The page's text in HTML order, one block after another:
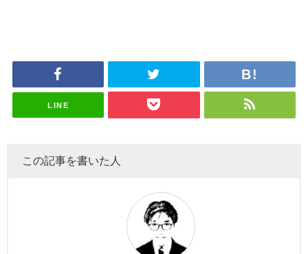
LINE
この記事を書いた人